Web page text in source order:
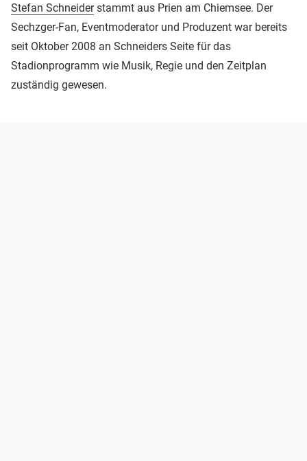
Stefan Schneiderstammt aus Prien am Chiemsee. Der
Sechzger-Fan, Eventmoderator und Produzent war bereits
seit Oktober 2008 an Schneiders Seite für das
Stadionprogramm wie Musik, Regie und den Zeitplan
zuständig gewesen.